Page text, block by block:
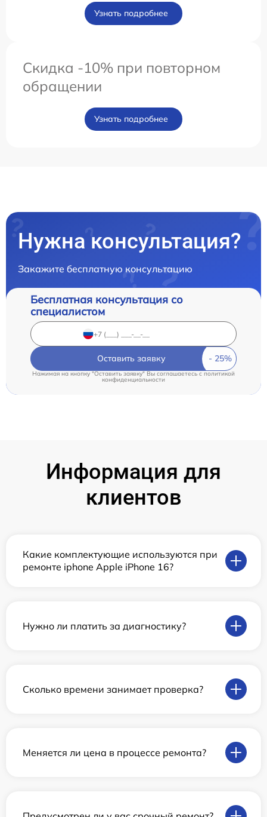
Узнать подробнее
Скидка -10% при повторном
обращении
Узнать подробнее
Нужна консультация?
Закажите бесплатную консультацию
Бесплатная консультация со
специалистом
Оставить заявку
Нажимая на кнопку "Оставить заявку" Вы соглашаетесь cполитикой
конфиденциальности
Информация для
клиентов
Какие комплектующие используются при
ремонте iphone Apple iPhone 16?
Нужно ли платить за диагностику?
Сколько времени занимает проверка?
Меняется ли цена в процессе ремонта?